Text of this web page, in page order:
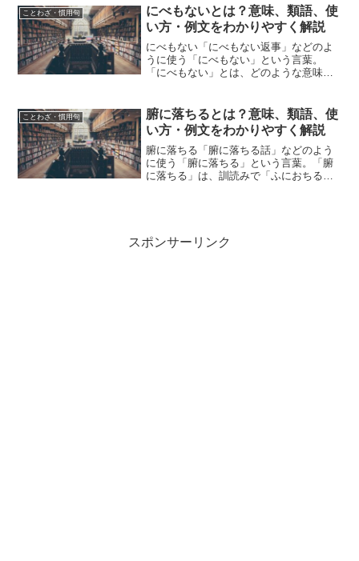
か？この記事では「兎の登り坂」の意味
や使い方について、小説など...
ことわざ・慣用句
にべもないとは？意味、類語、使
い方・例文をわかりやすく解説
にべもない「にべもない返事」などのよ
うに使う「にべもない」という言葉。
「にべもない」とは、どのような意味の
小説などの用例を紹介しながら、わかり
やすく解説していきます。に...
ことわざ・慣用句
腑に落ちるとは？意味、類語、使
い方・例文をわかりやすく解説
腑に落ちる「腑に落ちる話」などのよう
に使う「腑に落ちる」という言葉。「腑
に落ちる」は、訓読みで「ふにおちる」
スポンサーリンク